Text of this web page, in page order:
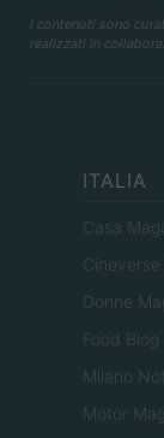
I contenuti sono
realizzati in
ITALIA
Casa
Cineverse
Donne
Food Blog
Milano
Motor